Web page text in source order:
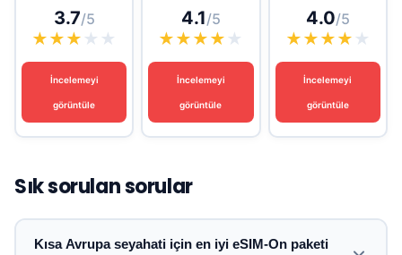
3.7/5
★★★ ★ ★
İncelemeyi
görüntüle
4.1/5
★★★★ ★
İncelemeyi
görüntüle
4.0/5
★★★★ ★
İncelemeyi
görüntüle
Sık sorulan sorular
Kısa Avrupa seyahati için en iyi eSIM-On paketi